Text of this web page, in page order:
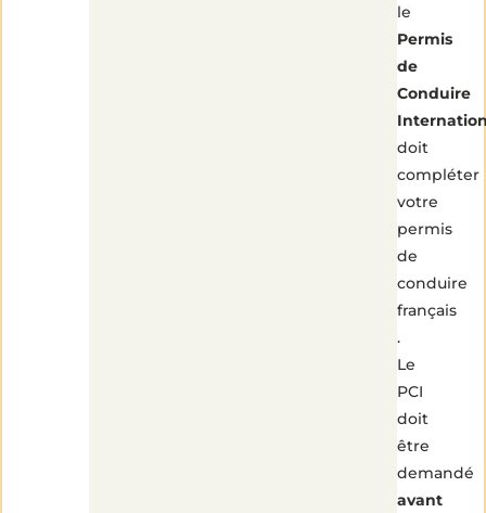
le
Permis
de
Conduire
doit
compléter
votre
permis
de
conduire
français
.
Le
PCI
doit
être
demandé
avant